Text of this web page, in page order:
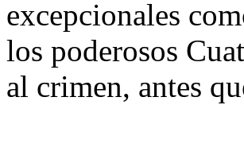
excepcionales
los poderosos
al crimen, antes